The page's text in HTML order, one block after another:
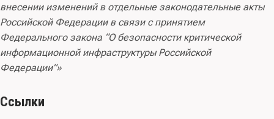
внесении изменений в отдельные законодательные акты
Российской Федерации в связи с принятием
Федерального закона “О безопасности критической
информационной инфраструктуры Российской
Федерации”»
Ссылки